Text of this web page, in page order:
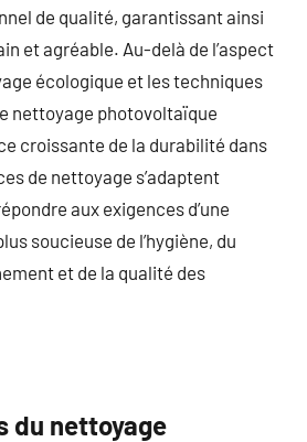
de qualité, garantissant ainsi
et agréable. Au-delà de l’aspect
écologique et les techniques
nettoyage photovoltaïque
croissante de la durabilité dans
de nettoyage s’adaptent
aux exigences d’une
soucieuse de l’hygiène, du
et de la qualité des
du nettoyage